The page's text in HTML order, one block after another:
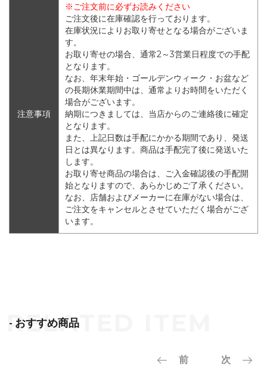
注意事項
※ご注文前に必ずお読みください
ご注文後に在庫確認を行っております。
在庫状況によりお取り寄せとなる場合がございま
す。
お取り寄せの場合、通常2～3営業日程度での手配
となります。
なお、年末年始・ゴールデンウィーク・お盆など
の長期休業期間中は、通常よりお時間をいただく
場合がございます。
納期につきましては、当店からのご連絡後に確定
となります。
また、上記日数は手配にかかる期間であり、発送
日とは異なります。商品は手配完了後に発送いた
します。
お取り寄せ商品の場合は、ご入金確認後の手配開
始となりますので、あらかじめご了承ください。
なお、店舗およびメーカーに在庫がない場合は、
ご注文をキャンセルとさせていただく場合がござ
います。
- おすすめ商品
前 次